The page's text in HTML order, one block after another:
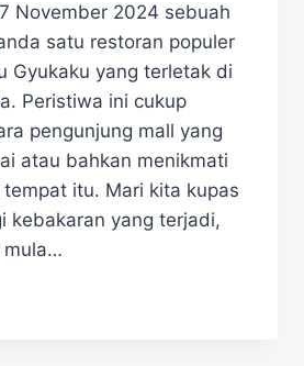
November 2024 sebuah
satu restoran populer
Gyukaku yang terletak di
Peristiwa ini cukup
pengunjung mall yang
atau bahkan menikmati
itu. Mari kita kupas
kebakaran yang terjadi,
mula…